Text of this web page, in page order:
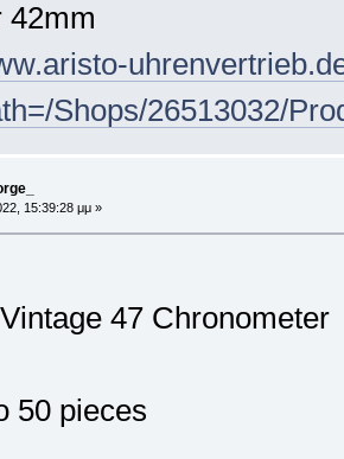
42mm
Shops/26513032/
15:39:28 μμ »
47 Chronometer​
50 pieces